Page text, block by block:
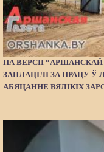
ПА ВЕРСІІ
ЗАПЛАЦІЛІ ЗА ПРАЦУ Ў
АБЯЦАННЕ ВЯЛІКІХ